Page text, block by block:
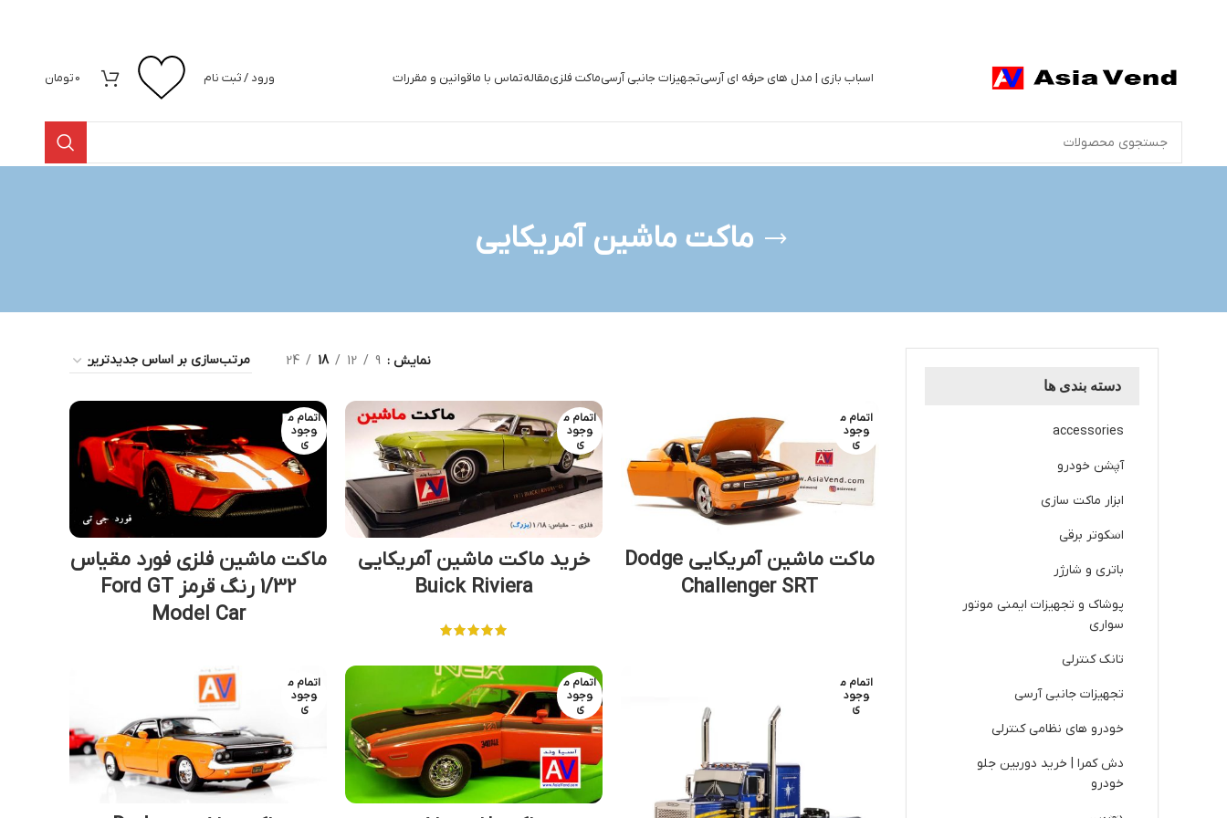
اسباب بازی | مدل های حرفه ای آرسیتجهیزات جانبی آرسیماکت فلزیمقالهتماس با ماقوانین و مقررات ورود / ثبت نام 0تومان
ماکت ماشین آمریکایی
دسته بندی ها
accessories
آپشن خودرو
ابزار ماکت سازی
اسکوتر برقی
باتری و شارژر
پوشاک و تجهیزات ایمنی موتور
سواری
تانک کنترلی
تجهیزات جانبی آرسی
خودرو های نظامی کنترلی
دش کمرا | خرید دوربین جلو
خودرو
نمایش 9
12
18
24
اتمام م
وجود
ی
ماکت ماشین آمریکایی Dodge
Challenger SRT
اتمام م
وجود
ی
خرید ماکت ماشین آمریکایی
Buick Riviera
اتمام م
وجود
ی
ماکت ماشین فلزی فورد مقیاس
1/32 رنگ قرمز Ford GT
Model Car
اتمام م
وجود
ی
اتمام م
وجود
ی
اتمام م
وجود
ی